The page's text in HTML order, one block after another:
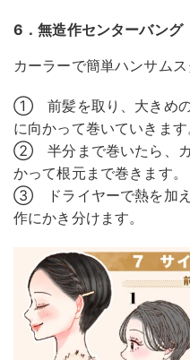
6．無造作センターバング
カーラーで簡単ハンサム
① 前髪を取り、大きめの
に向かって巻いていきます
② 半分まで巻いたら、カ
かって根元まで巻きます。
③ ドライヤーで熱を加え
作にかき分けます。